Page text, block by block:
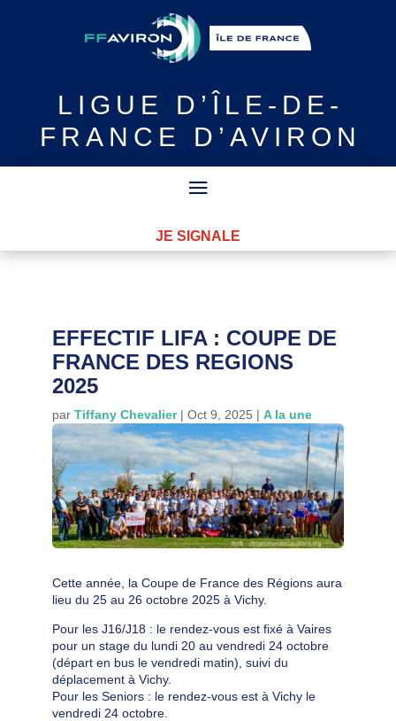
LIGUE
D’ÎLE-DE-
FRANCE D’AVIRON
JE SIGNALE
EFFECTIF LIFA : COUPE DE
FRANCE DES REGIONS
2025
parTiffany Chevalier|Oct 9, 2025 |A la une
Cette année, la Coupe de France des Régions aura
lieu du 25 au 26 octobre 2025 à Vichy.
Pour les J16/J18 : le rendez-vous est fixé à Vaires
pour un stage du lundi 20 au vendredi 24 octobre
(départ en bus le vendredi matin), suivi du
déplacement à Vichy.
Pour les Seniors : le rendez-vous est à Vichy le
vendredi 24 octobre.